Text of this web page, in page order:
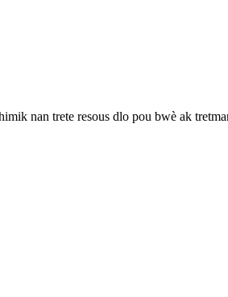
nan trete resous dlo pou bwè ak